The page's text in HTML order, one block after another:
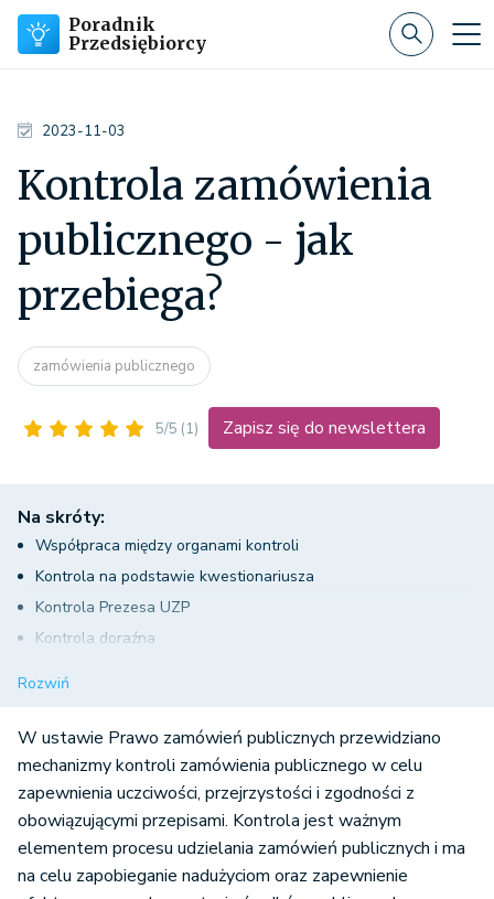
Poradnik
Przedsiębiorcy
2023-11-03
Kontrola zamówienia
publicznego - jak
przebiega?
zamówienia publicznego
5/5 (1) Zapisz się do newslettera
Na skróty:
Współpraca między organami kontroli
Kontrola na podstawie kwestionariusza
Kontrola Prezesa UZP
Kontrola doraźna
Rozwiń
W ustawie Prawo zamówień publicznych przewidziano
mechanizmy kontroli zamówienia publicznego w celu
zapewnienia uczciwości, przejrzystości i zgodności z
obowiązującymi przepisami. Kontrola jest ważnym
elementem procesu udzielania zamówień publicznych i ma
na celu zapobieganie nadużyciom oraz zapewnienie